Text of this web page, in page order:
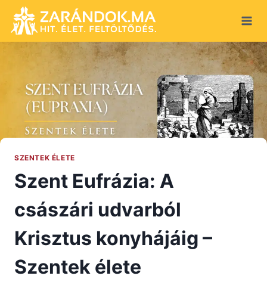
content
SZENTEK ÉLETE
Szent Eufrázia: A
császári udvarból
Krisztus konyhájáig –
Szentek élete